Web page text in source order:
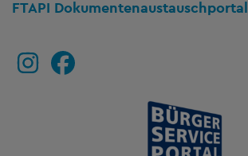
FTAPI Dokumentenaustauschportal